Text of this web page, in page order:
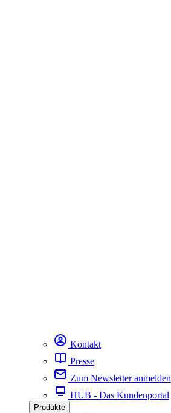
Kontakt
Presse
Zum Newsletter anmelden
HUB - Das Kundenportal
Produkte